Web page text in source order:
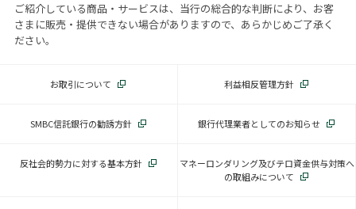
ご紹介している商品・サービスは、当行の総合的な判断により、お客
さまに販売・提供できない場合がありますので、あらかじめご了承く
ださい。
お取引について 利益相反管理方針
SMBC信託銀行の勧誘方針 銀行代理業者としてのお知らせ
反社会的勢力に対する基本方針
マネーロンダリング及びテロ資金供与対策へ
の取組みについて